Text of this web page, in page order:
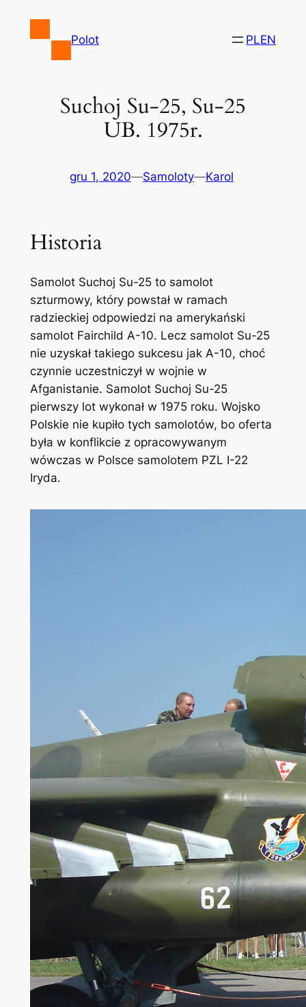
Polot PLEN
Suchoj Su-25, Su-25
UB. 1975r.
gru 1, 2020—Samoloty—Karol
Historia
Samolot Suchoj Su-25 to samolot
szturmowy, który powstał w ramach
radzieckiej odpowiedzi na amerykański
samolot Fairchild A-10. Lecz samolot Su-25
nie uzyskał takiego sukcesu jak A-10, choć
czynnie uczestniczył w wojnie w
Afganistanie. Samolot Suchoj Su-25
pierwszy lot wykonał w 1975 roku. Wojsko
Polskie nie kupiło tych samolotów, bo oferta
była w konflikcie z opracowywanym
wówczas w Polsce samolotem PZL I-22
Iryda.